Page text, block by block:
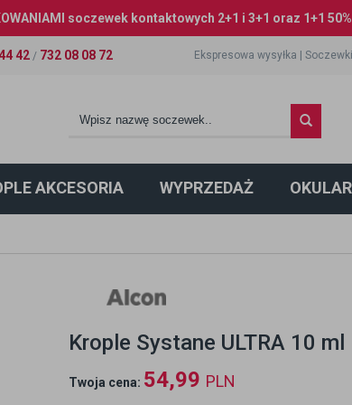
soczewek kontaktowych 2+1 i 3+1 oraz 1+1
42 / 732 08 08 72 Ekspresowa wysyłka |
AKCESORIA WYPRZEDAŻ
Krople Systane ULTRA 10 ml
Twoja cena: 54,99 PLN